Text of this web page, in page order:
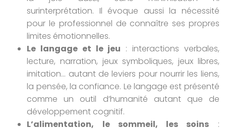
surinterprétation. Il évoque aussi la nécessité
pour le professionnel de connaître ses propres
limites émotionnelles.
Le langage et le jeu : interactions verbales,
lecture, narration, jeux symboliques, jeux libres,
imitation… autant de leviers pour nourrir les liens,
la pensée, la confiance. Le langage est présenté
comme un outil d’humanité autant que de
développement cognitif.
L’alimentation, le sommeil, les soins :